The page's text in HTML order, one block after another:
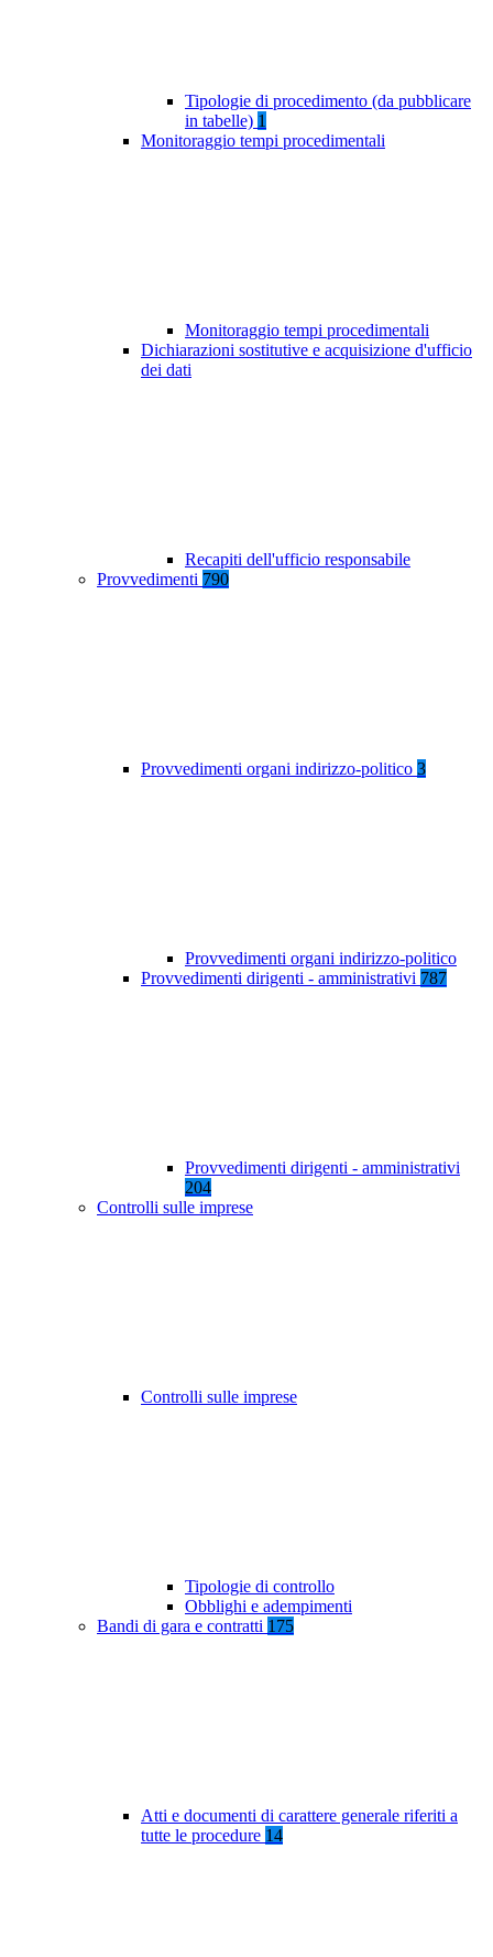
Tipologie di procedimento (da pubblicare
in tabelle) 1
Monitoraggio tempi procedimentali
Monitoraggio tempi procedimentali
Dichiarazioni sostitutive e acquisizione d'ufficio
dei dati
Recapiti dell'ufficio responsabile
Provvedimenti 790
Provvedimenti organi indirizzo-politico 3
Provvedimenti organi indirizzo-politico
Provvedimenti dirigenti - amministrativi 787
Provvedimenti dirigenti - amministrativi
204
Controlli sulle imprese
Controlli sulle imprese
Tipologie di controllo
Obblighi e adempimenti
Bandi di gara e contratti 175
Atti e documenti di carattere generale riferiti a
tutte le procedure 14